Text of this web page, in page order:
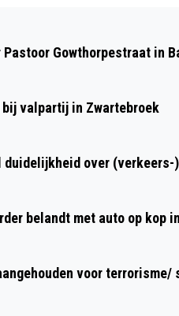
MET
IN BARNEVELD
Gowthorpestraat in
bij valpartij in Zwartebroek
duidelijkheid over
belandt met auto op kop
voor terrorisme/